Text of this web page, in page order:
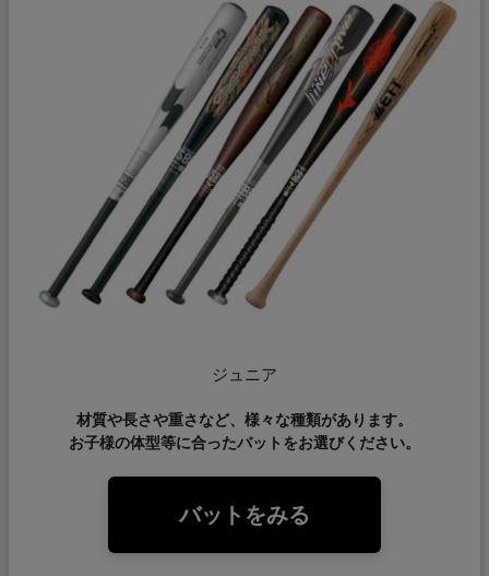
ジュニア
材質や長さや重さなど、様々な種類があります。
お子様の体型等に合ったバットをお選びください。
バットをみる